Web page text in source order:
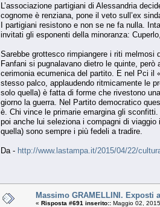
L’associazione partigiani di Alessandria
cognome è renziana, pone il veto sull’ex
I partigiani resistono e non se ne fa nulla.
invitati gli esponenti della minoranza:
Sarebbe grottesco rimpiangere i riti
Fanfani si pugnalavano dietro le quinte,
cerimonia ecumenica del partito. E nel Pci il
stesso palco, applaudendo ritmicamente le
solo quella) è fatta di forme che rivestono
giorno la guerra. Nel Partito democratico
è. Chi vince le primarie emargina gli
poi anche lui seleziona i compagni di
quella) sono sempre i più fedeli a tradire.
Da - http://www.lastampa.it/2015/04/22/
Massimo GRAMELLINI. Exposti
« Risposta #691 inserito:: Maggio 02,